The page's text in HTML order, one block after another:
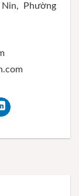
Phường